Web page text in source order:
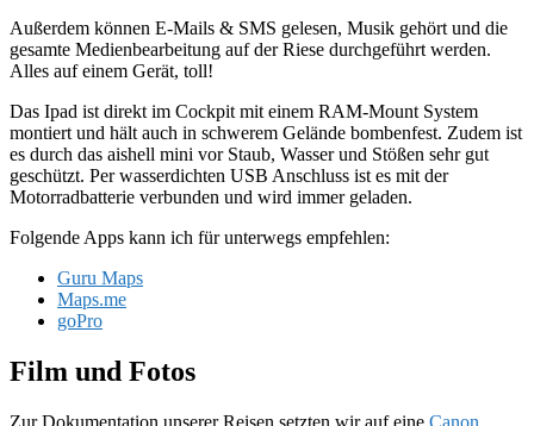
Außerdem können E-Mails & SMS gelesen, Musik gehört und die
gesamte Medienbearbeitung auf der Riese durchgeführt werden.
Alles auf einem Gerät, toll!
Das Ipad ist direkt im Cockpit mit einem RAM-Mount System
montiert und hält auch in schwerem Gelände bombenfest. Zudem ist
es durch das aishell mini vor Staub, Wasser und Stößen sehr gut
geschützt. Per wasserdichten USB Anschluss ist es mit der
Motorradbatterie verbunden und wird immer geladen.
Folgende Apps kann ich für unterwegs empfehlen:
Guru Maps
Maps.me
goPro
Film und Fotos
Zur Dokumentation unserer Reisen setzten wir auf eine Canon